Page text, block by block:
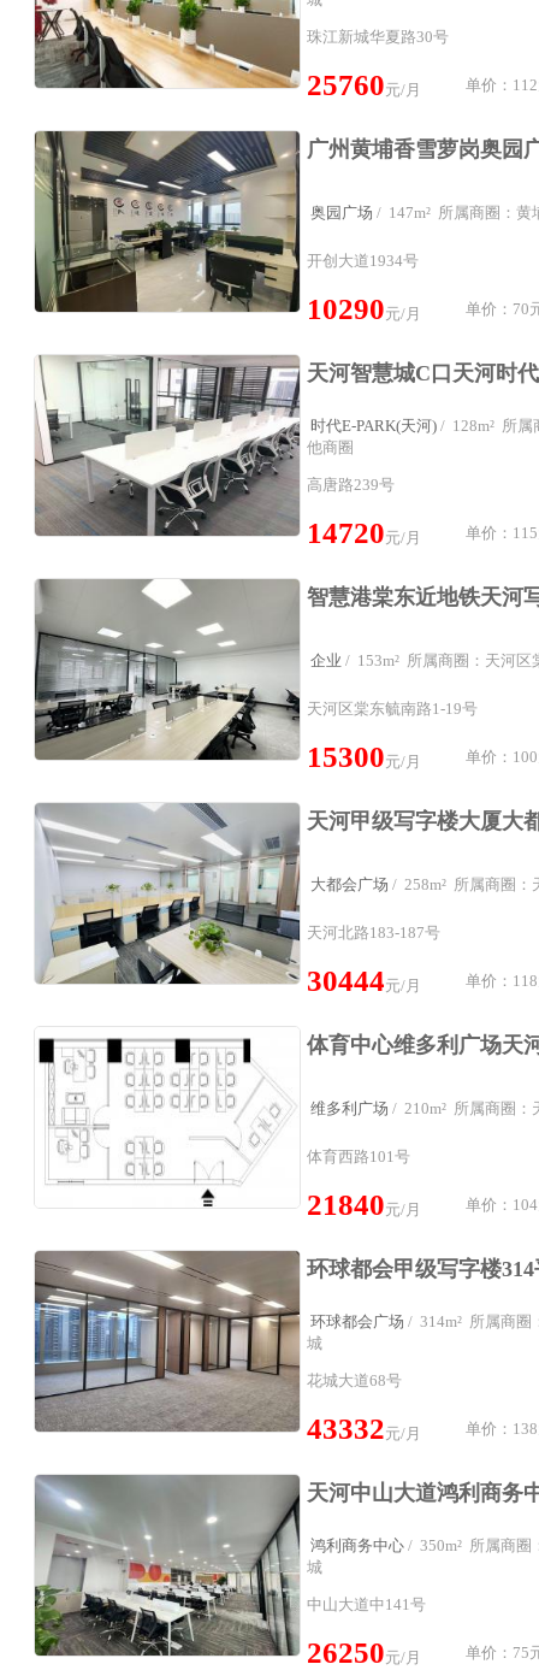
珠江新城华夏路30号
25760元/月 单价：112
奥园广场 / 147m² 所属商圈：黄
开创大道1934号
10290元/月 单价：70
时代E-PARK(天河) / 128m² 所属
他商圈
高唐路239号
14720元/月 单价：115
企业 / 153m² 所属商圈：天河区
天河区棠东毓南路1-19号
15300元/月 单价：100
大都会广场 / 258m² 所属商圈：
天河北路183-187号
30444元/月 单价：118
维多利广场 / 210m² 所属商圈：
体育西路101号
21840元/月 单价：104
环球都会广场 / 314m² 所属商圈
城
花城大道68号
43332元/月 单价：138
鸿利商务中心 / 350m² 所属商圈
城
中山大道中141号
26250元/月 单价：75